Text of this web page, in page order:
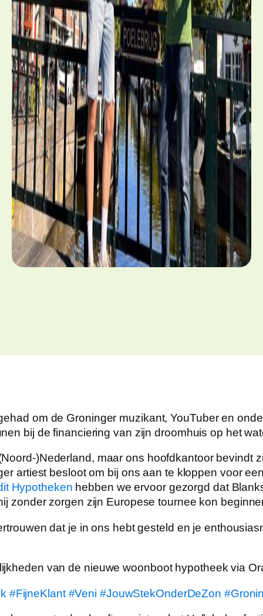
om de Groninger muzikant, YouTuber en
bij de financiering van zijn droomhuis op het
)Nederland, maar ons hoofdkantoor bevindt
artiest besloot om bij ons aan te kloppen voor
Hypotheken hebben we ervoor gezorgd dat
zonder zorgen zijn Europese tournee kon
dat je in ons hebt gesteld en je
van de nieuwe woonboot hypotheek via
#FijneKlant #Veni #JouwStekOnderDeZon